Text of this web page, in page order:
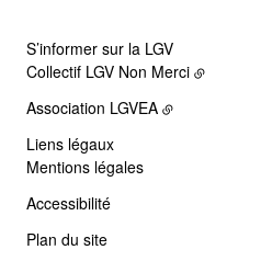
S’informer sur la LGV
Collectif LGV Non Merci
Association LGVEA
Liens légaux
Mentions légales
Accessibilité
Plan du site